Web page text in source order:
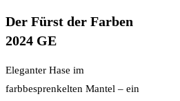
Der Fürst der Farben
2024 GE
Eleganter Hase im
farbbesprenkelten Mantel – ein